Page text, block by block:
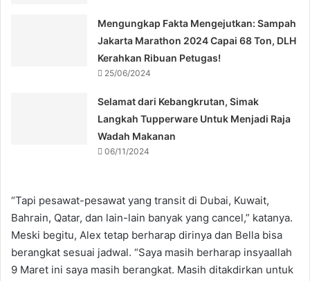
Mengungkap Fakta Mengejutkan: Sampah
Jakarta Marathon 2024 Capai 68 Ton, DLH
Kerahkan Ribuan Petugas!
25/06/2024
Selamat dari Kebangkrutan, Simak
Langkah Tupperware Untuk Menjadi Raja
Wadah Makanan
06/11/2024
“Tapi pesawat-pesawat yang transit di Dubai, Kuwait,
Bahrain, Qatar, dan lain-lain banyak yang cancel,” katanya.
Meski begitu, Alex tetap berharap dirinya dan Bella bisa
berangkat sesuai jadwal. “Saya masih berharap insyaallah
9 Maret ini saya masih berangkat. Masih ditakdirkan untuk